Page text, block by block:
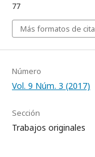
77
Más formatos de cita
Número
Vol. 9 Núm. 3 (2017)
Sección
Trabajos originales